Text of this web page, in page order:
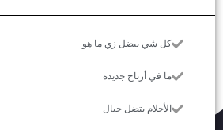
كل شي بيضل زي ما هو
ما في أرباح جديدة
الأحلام بتضل خيال